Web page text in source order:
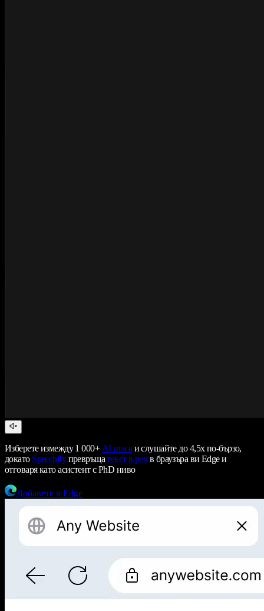
Изберете измежду 1 000+ AI гласа и слушайте до 4,5x по-бързо,
докато Speechifyпревръщатекст в речв браузъра ви Edge и
отговаря като асистент с PhD ниво
Добавете в Edge